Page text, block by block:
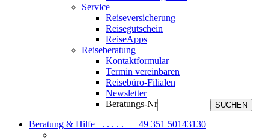
Service
Reiseversicherung
Reisegutschein
ReiseApps
Reiseberatung
Kontaktformular
Termin vereinbaren
Reisebüro-Filialen
Newsletter
Beratungs-Nr
SUCHEN
Beratung & Hilfe . . . . . +49 351 50143130